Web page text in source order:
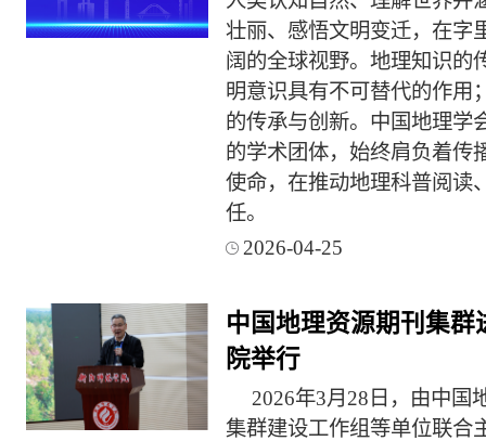
壮丽、感悟文明变迁，在字
阔的全球视野。地理知识的
明意识具有不可替代的作用
的传承与创新。中国地理学
的学术团体，始终肩负着传
使命，在推动地理科普阅读
任。
2026-04-25
中国地理资源期刊集
院举行
2026年3月28日，由中国
集群建设工作组等单位联合